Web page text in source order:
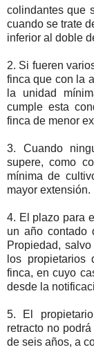
colindantes que
cuando se trate
inferior al doble
2. Si fueren
finca que con la
la unidad
cumple esta
finca de menor
3. Cuando
supere, como
mínima de
mayor extensión.
4. El plazo para
un año contado
Propiedad,
los
finca, en cuyo
desde la
5. El
retracto no
de seis años, a